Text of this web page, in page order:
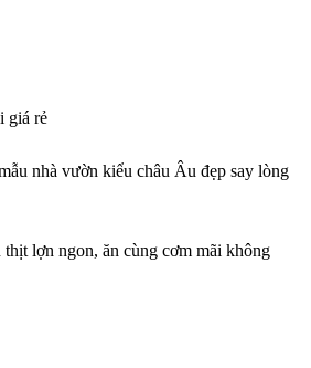
giá rẻ
nhà vườn kiểu châu Âu đẹp say lòng
thịt lợn ngon, ăn cùng cơm mãi không